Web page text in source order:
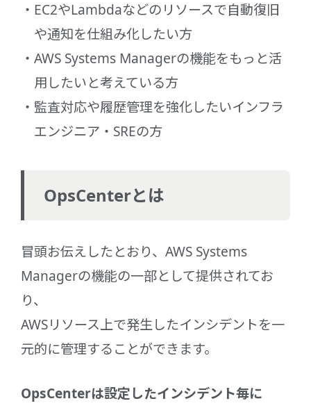
EC2やLambdaなどのリソースで自動復旧
や通知を仕組み化したい方
AWS Systems Managerの機能をもっと活
用したいと考えている方
監査対応や履歴管理を強化したいインフラ
エンジニア・SREの方
OpsCenterとは
冒頭お伝えしたとおり、AWS Systems
Managerの機能の一部として提供されてお
り、
AWSリソース上で発生したインシデントを一
元的に管理することができます。
OpsCenterは設定したインシデント毎に